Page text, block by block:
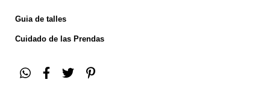
Guia de talles
Cuidado de las Prendas